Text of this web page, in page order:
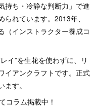
持ち・冷静な判断力」で進
れています。2013年、
（インストラクター養成コ
イ”を生花を使わずに、リ
イアンクラフトです。正式
す。
コラム掲載中！